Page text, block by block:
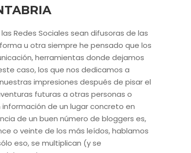
Redes Sociales sean difusoras de las
u otra siempre he pensado que los
herramientas donde dejamos
caso, los que nos dedicamos a
impresiones después de pisar el
futuras a otras personas o
de un lugar concreto en
de un buen número de bloggers es,
o veinte de los más leídos, hablamos
eso, se multiplican (y se